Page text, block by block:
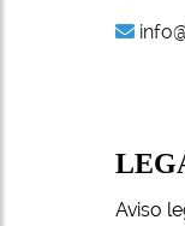
Aviso